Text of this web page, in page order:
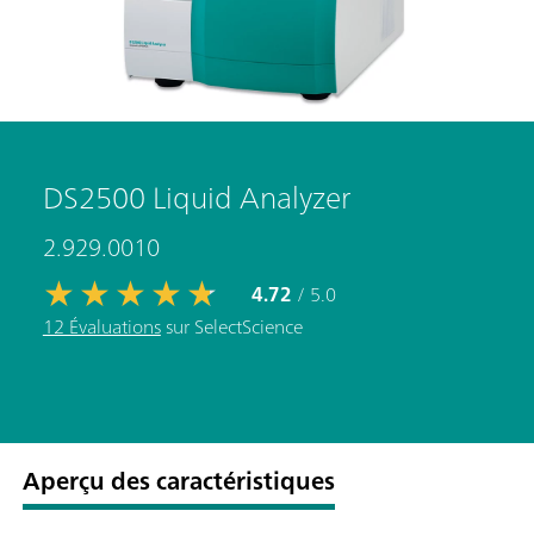
DS2500 Liquid Analyzer
2.929.0010
4.72 / 5.0
12 Évaluationssur SelectScience
Aperçu des caractéristiques